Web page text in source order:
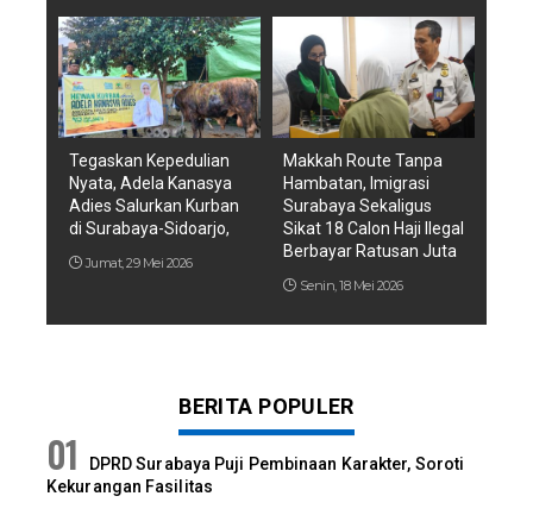
Tegaskan Kepedulian
Nyata, Adela Kanasya
Adies Salurkan Kurban
di Surabaya-Sidoarjo,
Jumat, 29 Mei 2026
Makkah Route Tanpa
Hambatan, Imigrasi
Surabaya Sekaligus
Sikat 18 Calon Haji Ilegal
Berbayar Ratusan Juta
Senin, 18 Mei 2026
BERITA POPULER
DPRD Surabaya Puji Pembinaan Karakter, Soroti
Kekurangan Fasilitas